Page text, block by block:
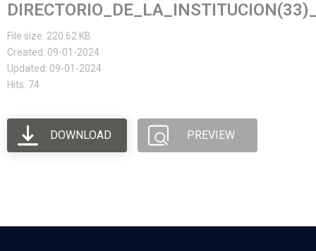
File size: 220.62 KB
Created: 09-01-2024
Updated: 09-01-2024
Hits: 74
DOWNLOAD PREVIEW